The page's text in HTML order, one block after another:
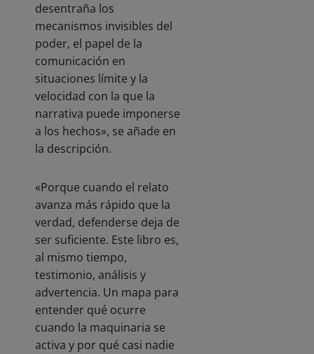
desentraña los
mecanismos invisibles del
poder, el papel de la
comunicación en
situaciones límite y la
velocidad con la que la
narrativa puede imponerse
a los hechos», se añade en
la descripción.
«Porque cuando el relato
avanza más rápido que la
verdad, defenderse deja de
ser suficiente. Este libro es,
al mismo tiempo,
testimonio, análisis y
advertencia. Un mapa para
entender qué ocurre
cuando la maquinaria se
activa y por qué casi nadie